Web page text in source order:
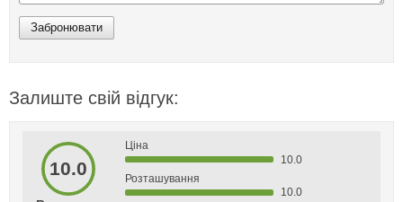
Залиште свій відгук:
10.0
Ціна
10.0
Розташування
10.0